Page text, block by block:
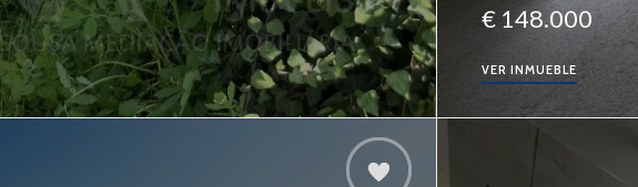
€ 148.000
VER INMUEBLE